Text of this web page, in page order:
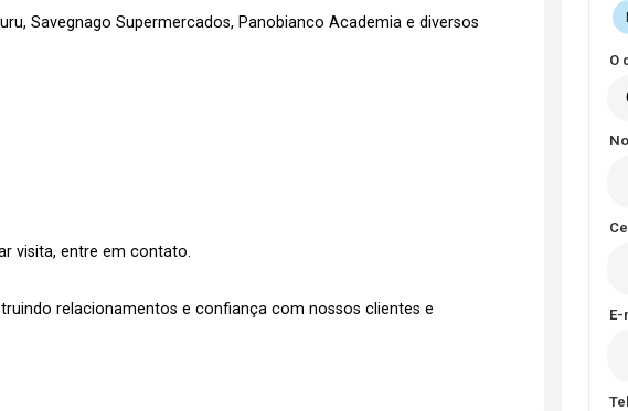
Savegnago Supermercados, Panobianco Academia e diversos
visita, entre em contato.
relacionamentos e confiança com nossos clientes e
O
E-